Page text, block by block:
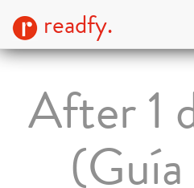
readfy.
After 1